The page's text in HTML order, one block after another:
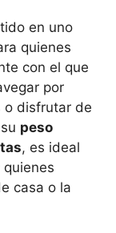
en uno
quienes
con el que
por
o disfrutar de
peso
, es ideal
casa o la